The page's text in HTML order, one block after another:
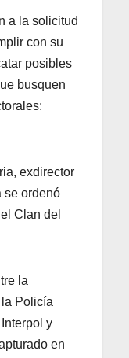
a la solicitud
con su
posibles
busquen
exdirector
se ordenó
Clan del
la
Policía
y
en